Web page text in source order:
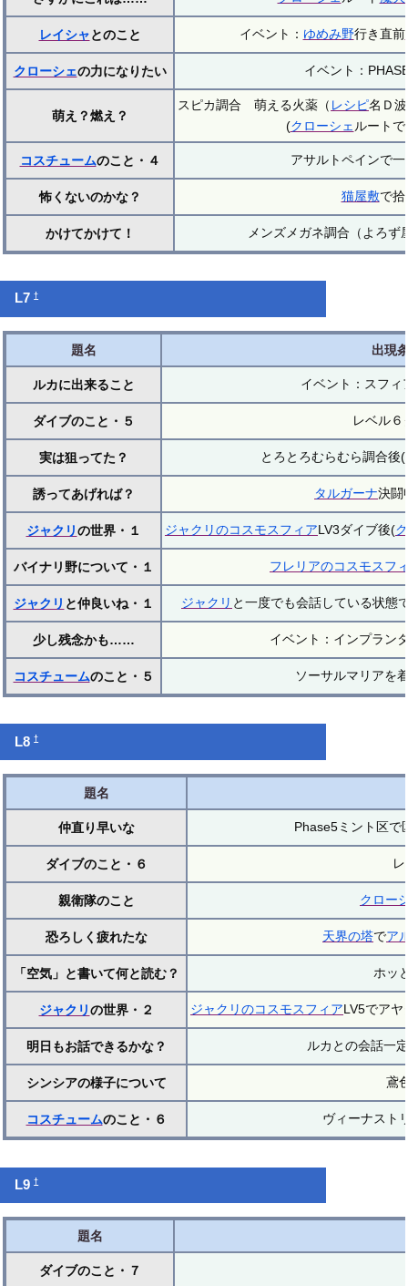
レイシャとのこと イベント： ゆめみ野行き直前
クローシェの力になりたい イベント：
萌え？燃え？
スピカ調合 萌える火薬（ レシピ名Ｄ
(クローシェ ルート
コスチュームのこと・４ アサルトペインで
怖くないのかな？ 猫屋敷で拾
かけてかけて！ メンズメガネ調合（よろず
L7†
題名 出現
ルカに出来ること イベント：スフィ
ダイブのこと・５ レベル６
実は狙ってた？ とろとろむらむら調合後
誘ってあげれば？ タルガーナ決闘
ジャクリの世界・１ ジャクリのコスモスフィアLV3ダイブ後(
バイナリ野について・１ フレリアのコスモスフ
ジャクリ と仲良いね・１ ジャクリ と一度でも会話している状態
少し残念かも…… イベント：インプラン
コスチュームのこと・５ ソーサルマリアを
L8†
題名
仲直り早いな Phase5ミント区で
ダイブのこと・６
親衛隊のこと クロー
恐ろしく疲れたな 天界の塔でア
「空気」と書いて何と読む？ ホッ
ジャクリの世界・２ ジャクリのコスモスフィアLV5でア
明日もお話できるかな？ ルカとの会話一
シンシアの様子について 鳶
コスチュームのこと・６ ヴィーナスト
L9†
題名
ダイブのこと・７